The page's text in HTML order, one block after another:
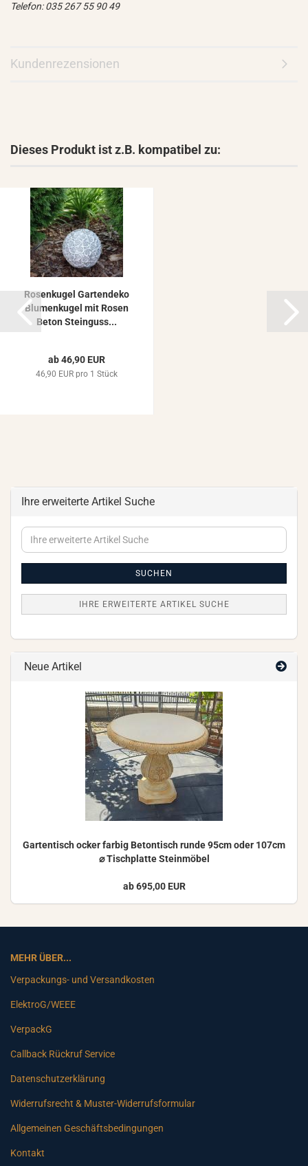
Telefon: 035 267 55 90 49
Kundenrezensionen
Dieses Produkt ist z.B. kompatibel zu:
Ro­sen­ku­gel Gar­ten­de­ko
Blu­men­ku­gel mit Rosen
Beton Stein­guss...
ab 46,90 EUR
46,90 EUR pro 1 Stück
Ihre erweiterte Artikel Suche
Ihre
erweiterte
SUCHEN
IHRE ERWEITERTE ARTIKEL SUCHE
Neue Artikel
Gar­ten­tisch ocker far­big Be­ton­tisch runde 95cm oder 107cm
⌀ Tisch­plat­te Stein­mö­bel
ab 695,00 EUR
MEHR ÜBER...
Verpackungs- und Versandkosten
ElektroG/WEEE
VerpackG
Callback Rückruf Service
Datenschutzerklärung
Widerrufsrecht & Muster-Widerrufsformular
Allgemeinen Geschäftsbedingungen
Kontakt